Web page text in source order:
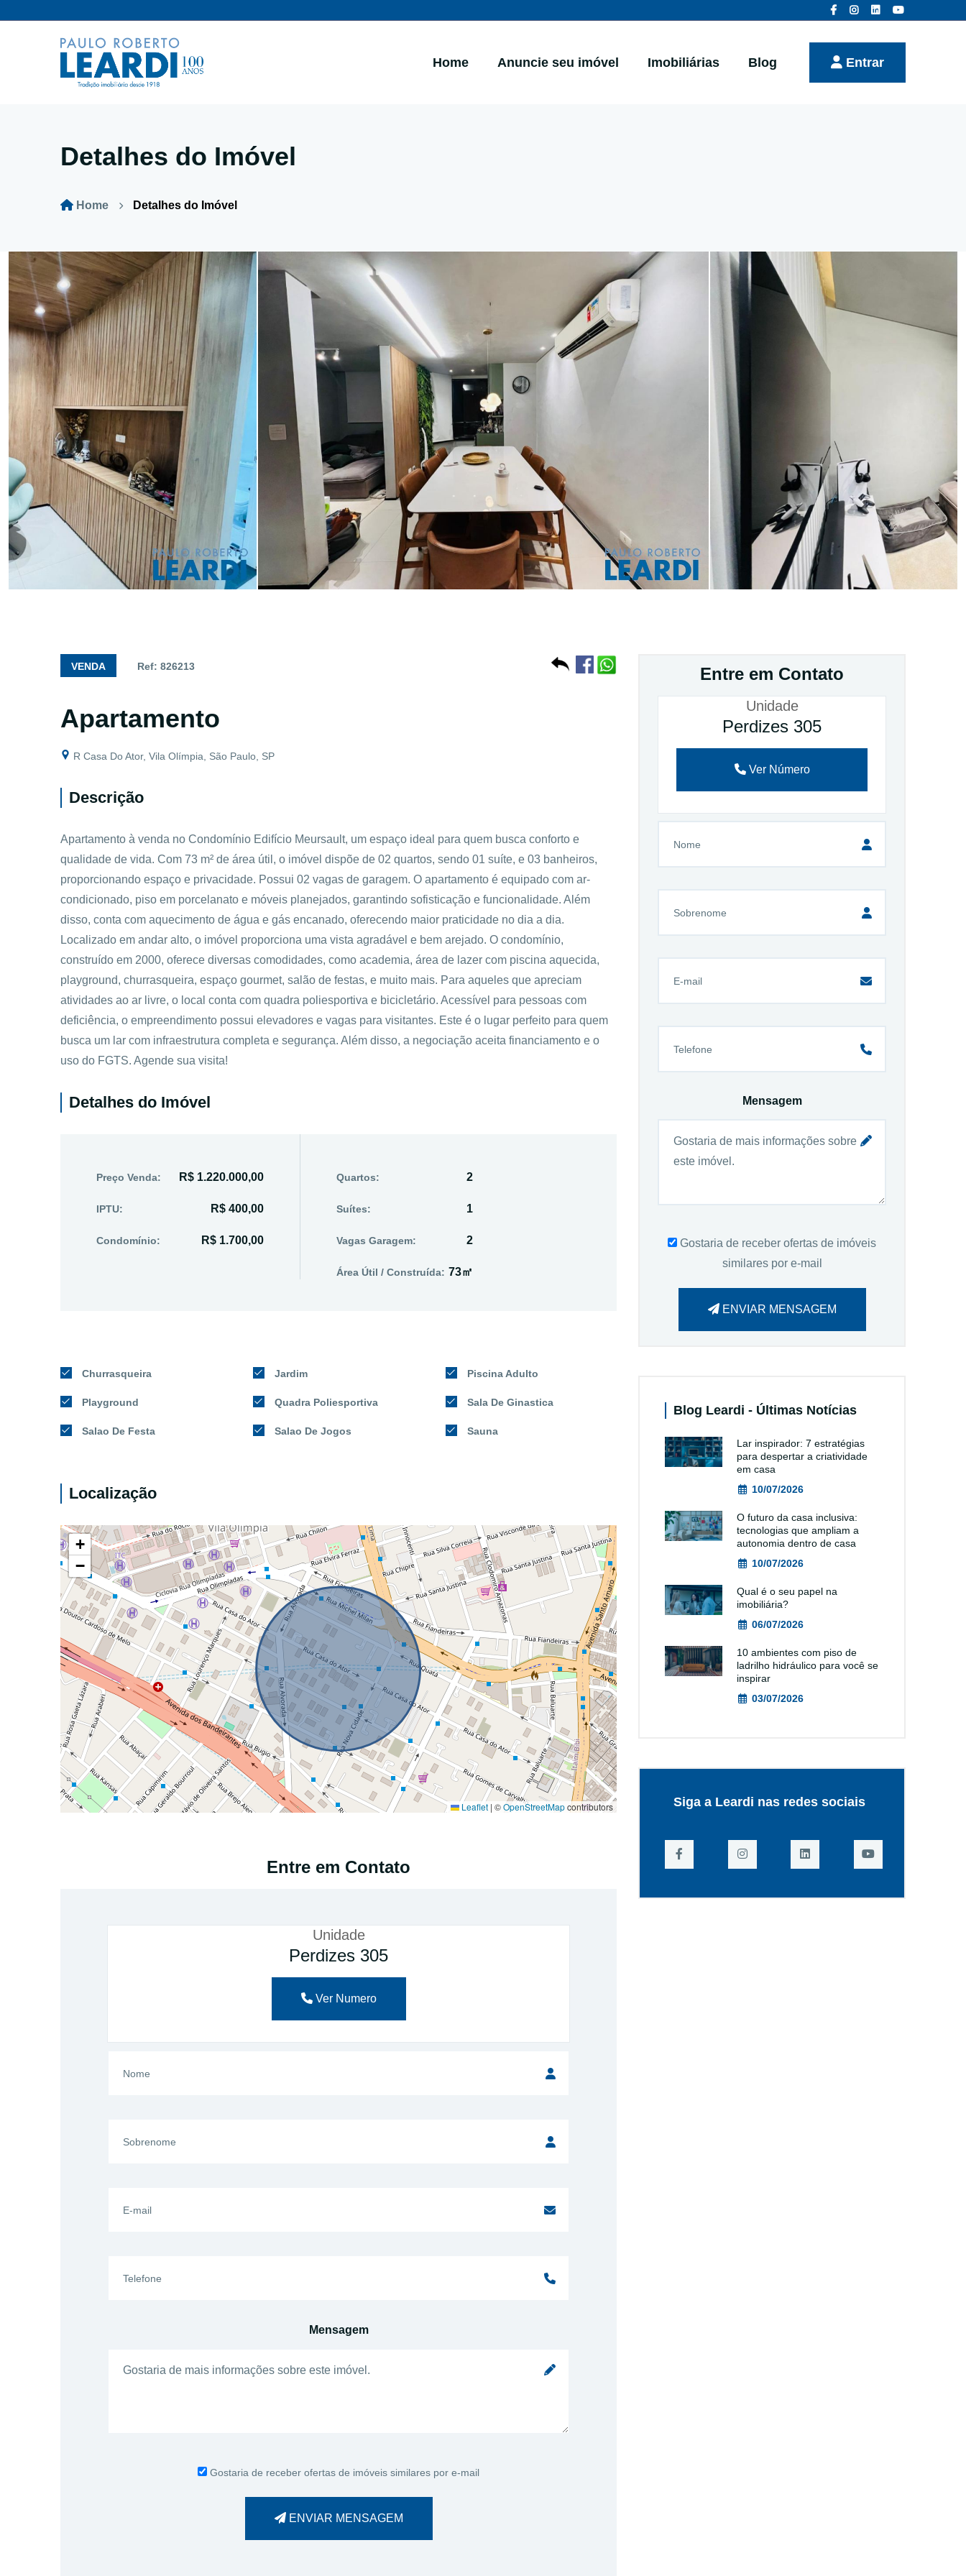
Home Anuncie seu imóvel Imobiliárias Blog Entrar
Detalhes do Imóvel
Home Detalhes do Imóvel
VENDA Ref: 826213
Apartamento
R Casa Do Ator, Vila Olímpia, São Paulo, SP
Descrição
Apartamento à venda no Condomínio Edifício Meursault, um espaço ideal para quem busca conforto e
qualidade de vida. Com 73 m² de área útil, o imóvel dispõe de 02 quartos, sendo 01 suíte, e 03 banheiros,
proporcionando espaço e privacidade. Possui 02 vagas de garagem. O apartamento é equipado com ar-
condicionado, piso em porcelanato e móveis planejados, garantindo sofisticação e funcionalidade. Além
disso, conta com aquecimento de água e gás encanado, oferecendo maior praticidade no dia a dia.
Localizado em andar alto, o imóvel proporciona uma vista agradável e bem arejado. O condomínio,
construído em 2000, oferece diversas comodidades, como academia, área de lazer com piscina aquecida,
playground, churrasqueira, espaço gourmet, salão de festas, e muito mais. Para aqueles que apreciam
atividades ao ar livre, o local conta com quadra poliesportiva e bicicletário. Acessível para pessoas com
deficiência, o empreendimento possui elevadores e vagas para visitantes. Este é o lugar perfeito para quem
busca um lar com infraestrutura completa e segurança. Além disso, a negociação aceita financiamento e o
uso do FGTS. Agende sua visita!
Detalhes do Imóvel
Preço Venda: R$ 1.220.000,00
IPTU: R$ 400,00
Condomínio: R$ 1.700,00
Quartos: 2
Suítes: 1
Vagas Garagem: 2
Área Útil / Construída: 73㎡
Churrasqueira Jardim Piscina Adulto
Playground Quadra Poliesportiva Sala De Ginastica
Salao De Festa Salao De Jogos Sauna
Localização
+
−
Leaflet | ©OpenStreetMapcontributors
Entre em Contato
Unidade
Perdizes 305
Ver Numero
Mensagem
Gostaria de receber ofertas de imóveis similares por e-mail
ENVIAR MENSAGEM
Entre em Contato
Unidade
Perdizes 305
Ver Número
Mensagem
Gostaria de receber ofertas de imóveis
similares por e-mail
ENVIAR MENSAGEM
Blog Leardi - Últimas Notícias
Lar inspirador: 7 estratégias
para despertar a criatividade
em casa
10/07/2026
O futuro da casa inclusiva:
tecnologias que ampliam a
autonomia dentro de casa
10/07/2026
Qual é o seu papel na
imobiliária?
06/07/2026
10 ambientes com piso de
ladrilho hidráulico para você se
inspirar
03/07/2026
Siga a Leardi nas redes sociais